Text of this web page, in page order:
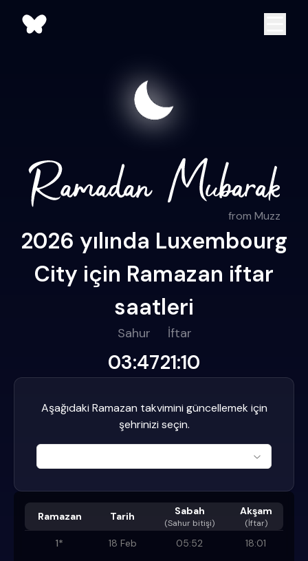
from Muzz
2026 yılında Luxembourg
City için Ramazan iftar
saatleri
Sahur
03:47
İftar
21:10
Aşağıdaki Ramazan takvimini güncellemek için
şehrinizi seçin.
Ramazan Tarih Sabah
(Sahur bitişi)
Akşam
(İftar)
1* 18 Feb 05:52
18:01